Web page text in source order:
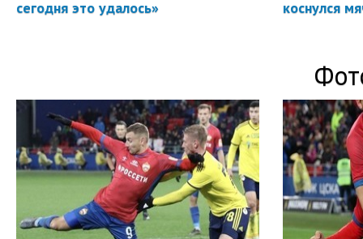
сегодня это удалось»
коснулся